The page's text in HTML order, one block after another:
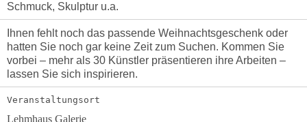
Schmuck, Skulptur u.a.
Ihnen fehlt noch das passende Weihnachtsgeschenk oder
hatten Sie noch gar keine Zeit zum Suchen. Kommen Sie
vorbei – mehr als 30 Künstler präsentieren ihre Arbeiten –
lassen Sie sich inspirieren.
Veranstaltungsort
Lehmhaus Galerie